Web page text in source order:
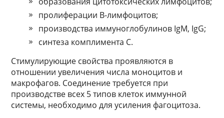
пролиферации В-лимфоцитов;
производства иммуноглобулинов IgM, IgG;
синтеза комплимента С.
Стимулирующие свойства проявляются в
отношении увеличения числа моноцитов и
макрофагов. Соединение требуется при
производстве всех 5 типов клеток иммунной
системы, необходимо для усиления фагоцитоза.